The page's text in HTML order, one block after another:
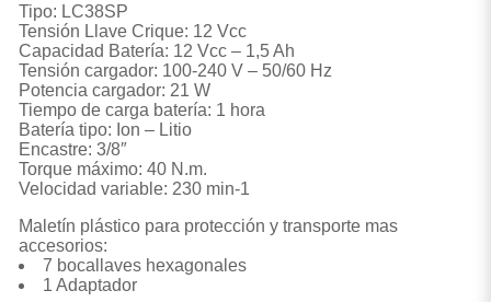
Tipo: LC38SP
Tensión Llave Crique: 12 Vcc
Capacidad Batería: 12 Vcc – 1,5 Ah
Tensión cargador: 100-240 V – 50/60 Hz
Potencia cargador: 21 W
Tiempo de carga batería: 1 hora
Batería tipo: Ion – Litio
Encastre: 3/8″
Torque máximo: 40 N.m.
Velocidad variable: 230 min-1
Maletín plástico para protección y transporte mas
accesorios:
7 bocallaves hexagonales
1 Adaptador